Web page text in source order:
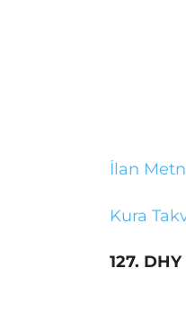
İlan
Kura
127.